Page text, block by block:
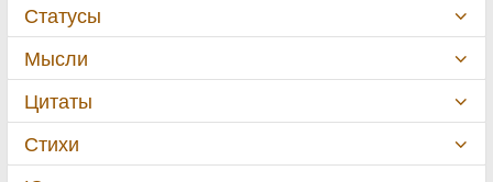
Статусы
Мысли
Цитаты
Стихи